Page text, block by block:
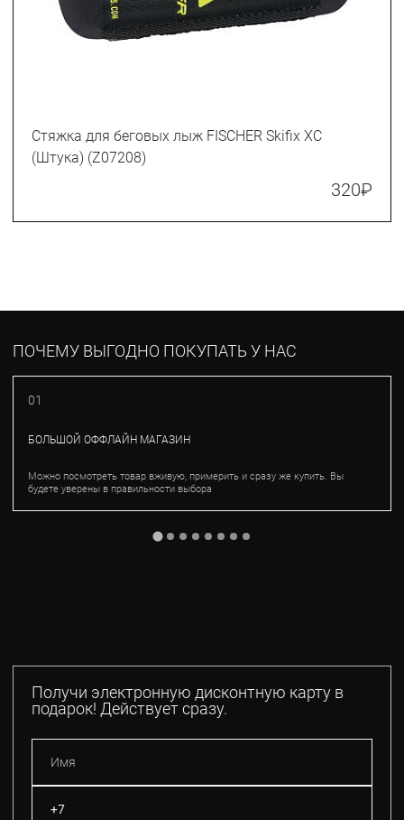
Стяжка для беговых лыж FISCHER Skifix XC
(Штука) (Z07208)
320₽
ПОЧЕМУ ВЫГОДНО ПОКУПАТЬ У НАС
01
БОЛЬШОЙ ОФФЛАЙН МАГАЗИН
Можно посмотреть товар вживую, примерить и сразу же купить. Вы
будете уверены в правильности выбора
Получи электронную дисконтную карту в
подарок! Действует сразу.